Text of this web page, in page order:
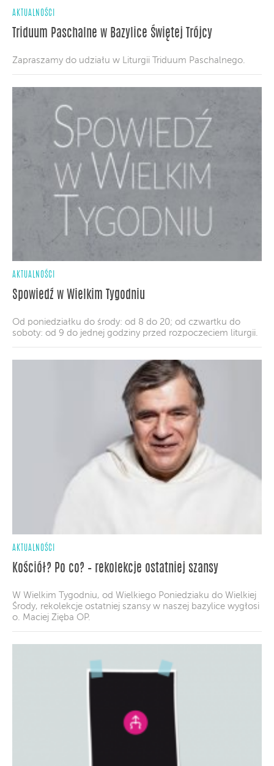
AKTUALNOŚCI
Triduum Paschalne w Bazylice Świętej Trójcy
Zapraszamy do udziału w Liturgii Triduum Paschalnego.
AKTUALNOŚCI
Spowiedź w Wielkim Tygodniu
Od poniedziałku do środy: od 8 do 20; od czwartku do
soboty: od 9 do jednej godziny przed rozpoczeciem liturgii.
AKTUALNOŚCI
Kościół? Po co? – rekolekcje ostatniej szansy
W Wielkim Tygodniu, od Wielkiego Poniedziaku do Wielkiej
Środy, rekolekcje ostatniej szansy w naszej bazylice wygłosi
o. Maciej Zięba OP.